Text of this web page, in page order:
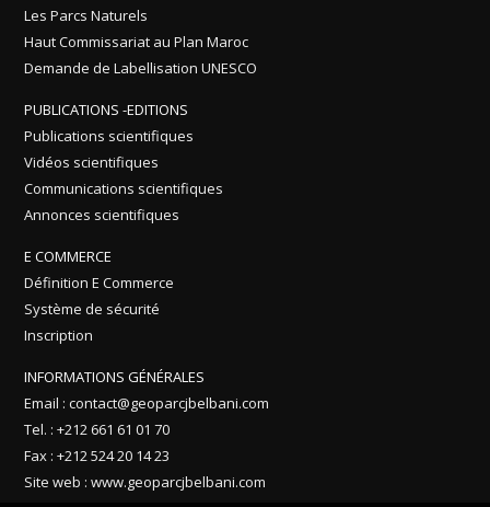
Les Parcs Naturels
Haut Commissariat au Plan Maroc
Demande de Labellisation UNESCO
PUBLICATIONS -EDITIONS
Publications scientifiques
Vidéos scientifiques
Communications scientifiques
Annonces scientifiques
E COMMERCE
Définition E Commerce
Système de sécurité
Inscription
INFORMATIONS GÉNÉRALES
Email : contact@geoparcjbelbani.com
Tel. : +212 661 61 01 70
Fax : +212 524 20 14 23
Site web : www.geoparcjbelbani.com